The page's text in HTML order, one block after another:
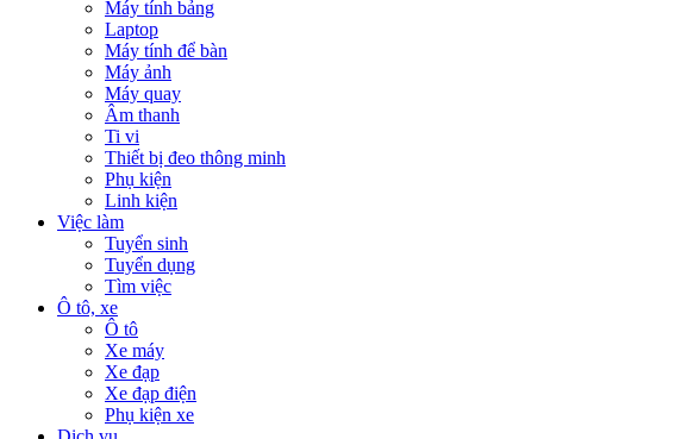
Máy tính bảng
Laptop
Máy tính để bàn
Máy ảnh
Máy quay
Âm thanh
Ti vi
Thiết bị đeo thông minh
Phụ kiện
Linh kiện
Việc làm
Tuyển sinh
Tuyển dụng
Tìm việc
Ô tô, xe
Ô tô
Xe máy
Xe đạp
Xe đạp điện
Phụ kiện xe